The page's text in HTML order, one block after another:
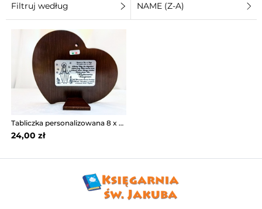
Filtruj według NAME (Z-A)
Tabliczka personalizowana 8 x 5 cm
24,00 zł